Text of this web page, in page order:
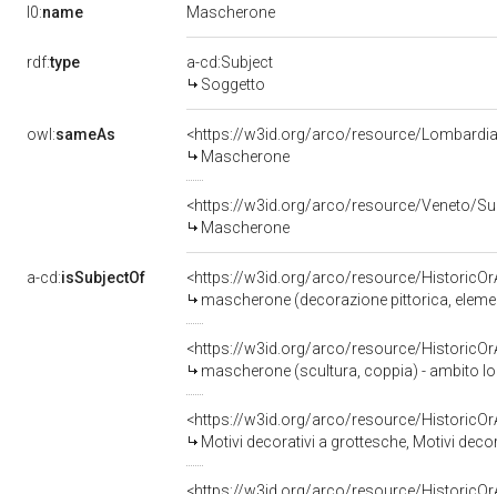
l0:name Mascherone
rdf:type
a-cd:Subject
Soggetto
owl:sameAs
<https://w3id.org/arco/resource/
Mascherone
<https://w3id.org/arco/resource/Veneto/
Mascherone
a-cd:isSubjectOf
<https://w3id.org/arco/resource/
mascherone (decorazione pittorica,
<https://w3id.org/arco/resource/
mascherone (scultura, coppia) - ambito
<https://w3id.org/arco/resource/
Motivi decorativi a grottesche, Motivi decorativi